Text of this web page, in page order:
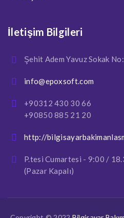
İletişim Bilgileri
Şehit Adem Yavuz Sokak
info@epoxsoft.com
+90312 430 30 66
+90850 885 21 20
http://
P.tesi Cumartesi - 9:00 /
(Pazar Kapalı)